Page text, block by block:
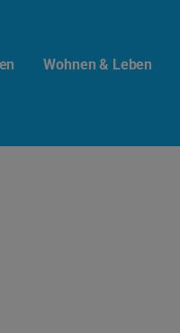
Wohnen & Leben